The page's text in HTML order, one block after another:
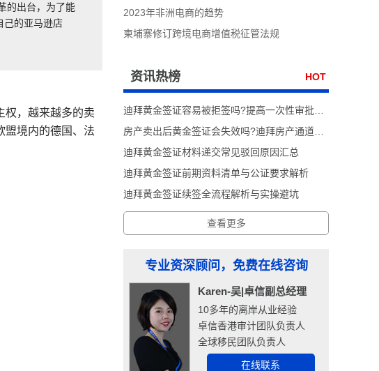
的出台，为了能
己的亚马逊店
权，越来越多的卖
盟境内的德国、法
2023年非洲电商的趋势
柬埔寨修订跨境电商增值税征管法规
资讯热榜 HOT
迪拜黄金签证材料递交常见驳回原因汇总
迪拜黄金签证前期资料清单与公证要求解析
迪拜黄金签证续签全流程解析与实操避坑
查看更多
专业资深顾问，免费在线咨询
Karen-吴|卓信副总经理
10多年的离岸从业经验
卓信香港审计团队负责人
全球移民团队负责人
在线联系